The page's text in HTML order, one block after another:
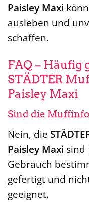
Paisley Maxi
ausleben und
schaffen.
FAQ – Häufig
STÄDTER
Paisley Maxi
Sind die
Nein, die
Paisley Maxi sind
Gebrauch
gefertigt und
geeignet.